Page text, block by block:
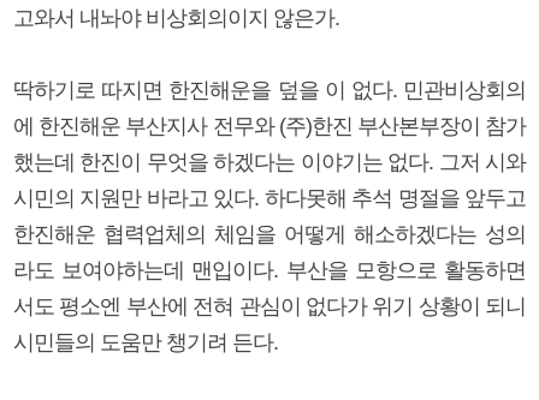
고와서 내놔야 비상회의이지 않은가.
딱하기로 따지면 한진해운을 덮을 이 없다. 민관비상회의
에 한진해운 부산지사 전무와 (주)한진 부산본부장이 참가
했는데 한진이 무엇을 하겠다는 이야기는 없다. 그저 시와
시민의 지원만 바라고 있다. 하다못해 추석 명절을 앞두고
한진해운 협력업체의 체임을 어떻게 해소하겠다는 성의
라도 보여야하는데 맨입이다. 부산을 모항으로 활동하면
서도 평소엔 부산에 전혀 관심이 없다가 위기 상황이 되니
시민들의 도움만 챙기려 든다.